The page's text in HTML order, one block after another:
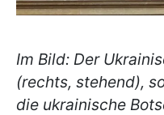
Im Bild: Der
(rechts, stehend),
die ukrainische